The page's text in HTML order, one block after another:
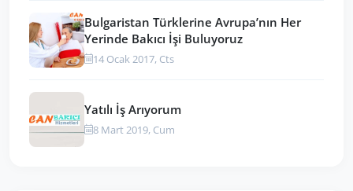
Bulgaristan Türklerine Avrupa’nın Her
Yerinde Bakıcı İşi Buluyoruz
14 Ocak 2017, Cts
Yatılı İş Arıyorum
8 Mart 2019, Cum